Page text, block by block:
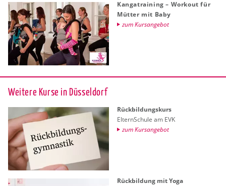
Kan­ga­trai­ning – Work­out für
Müt­ter mit Baby
zum Kurs­an­ge­bot
Wei­te­re Kurse in Düs­sel­dorf
Rück­bil­dungs­kurs
El­tern­Schu­le am EVK
zum Kurs­an­ge­bot
Rück­bil­dung mit Yoga